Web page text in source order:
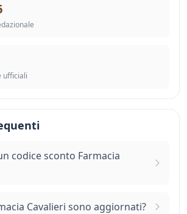
ufficiali
codice sconto Farmacia
Cavalieri sono aggiornati?